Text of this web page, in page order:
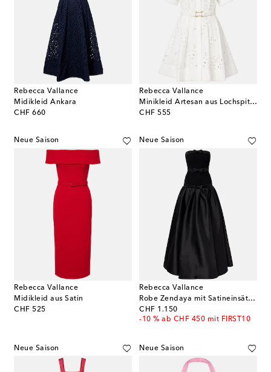
Rebecca Vallance
Midikleid Ankara
CHF 660
original price
Rebecca Vallance
Minikleid Artesan aus Lochspitze
CHF 555
original price
Neue Saison
Rebecca Vallance
Midikleid aus Satin
CHF 525
original price
Neue Saison
Rebecca Vallance
Robe Zendaya mit Satineinsätzen
CHF 1.150
original price
-10 % ab CHF 450 mit FIRST10
Neue Saison Neue Saison